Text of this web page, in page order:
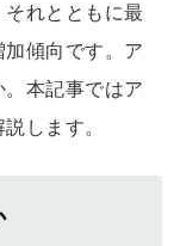
れとともに最
傾向です。ア
本記事ではア
します。